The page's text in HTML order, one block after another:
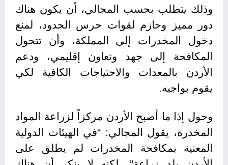
وذلك يتطلب بحسب المجالي، أن يكون هناك
دور مميز وحازم لقوات حرس الحدود، لمنع
دخول المخدرات إلى المملكة، وأن تتحول
المكافحة إلى جهد وتعاون إقليمي، ودعم
الأردن بالمعدات والاحتياجات الكافية لكي
يقوم بواجبه.
وحول إذا ما أصبح الأردن مركزاً لزراعة المواد
المخدرة، يقول المجالي: “في الهيئات الدولية
المعنية بمكافحة المخدرات لم يطلق على